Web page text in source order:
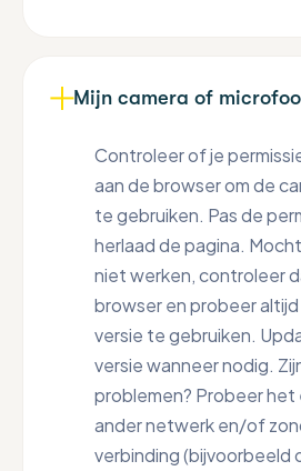
Mijn camera of
Controleer of je
aan de browser om de
te gebruiken. Pas de
herlaad de pagina.
niet werken, controleer
browser en probeer
versie te gebruiken.
versie wanneer nodig.
problemen? Probeer het
ander netwerk en/of
verbinding (bijvoorbeeld